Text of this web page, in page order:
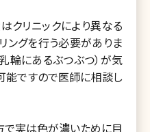
クリニックにより異なる
ングを行う必要がありま
乳輪にあるぶつぶつ）が気
能ですので医師に相談し
で実は色が濃いために目